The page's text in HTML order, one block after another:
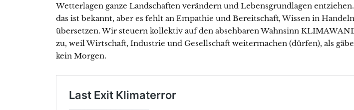
Wetterlagen ganze Landschaften verändern und Lebensgrundlagen
das ist bekannt, aber es fehlt an Empathie und Bereitschaft, Wissen in
übersetzen. Wir steuern kollektiv auf den absehbaren Wahnsinn
zu, weil Wirtschaft, Industrie und Gesellschaft weitermachen (dürfen), als gäbe
kein Morgen.